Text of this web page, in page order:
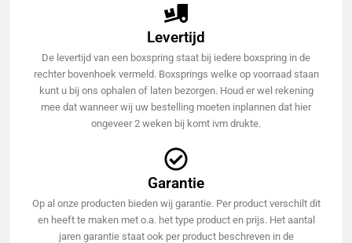
Levertijd
De levertijd van een boxspring staat bij iedere boxspring in de
rechter bovenhoek vermeld. Boxsprings welke op voorraad staan
kunt u bij ons ophalen of laten bezorgen. Houd er wel rekening
mee dat wanneer wij uw bestelling moeten inplannen dat hier
ongeveer 2 weken bij komt ivm drukte.
Garantie
Op al onze producten bieden wij garantie. Per product verschilt dit
en heeft te maken met o.a. het type product en prijs. Het aantal
jaren garantie staat ook per product beschreven in de